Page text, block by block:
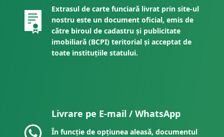
Extrasul de carte funciară livrat prin site-ul
nostru este un document oficial, emis de
către biroul de cadastru și publicitate
imobiliară (BCPI) teritorial și acceptat de
toate instituțiile statului.
Livrare pe E-mail / WhatsApp
În funcție de opțiunea aleasă, documentul